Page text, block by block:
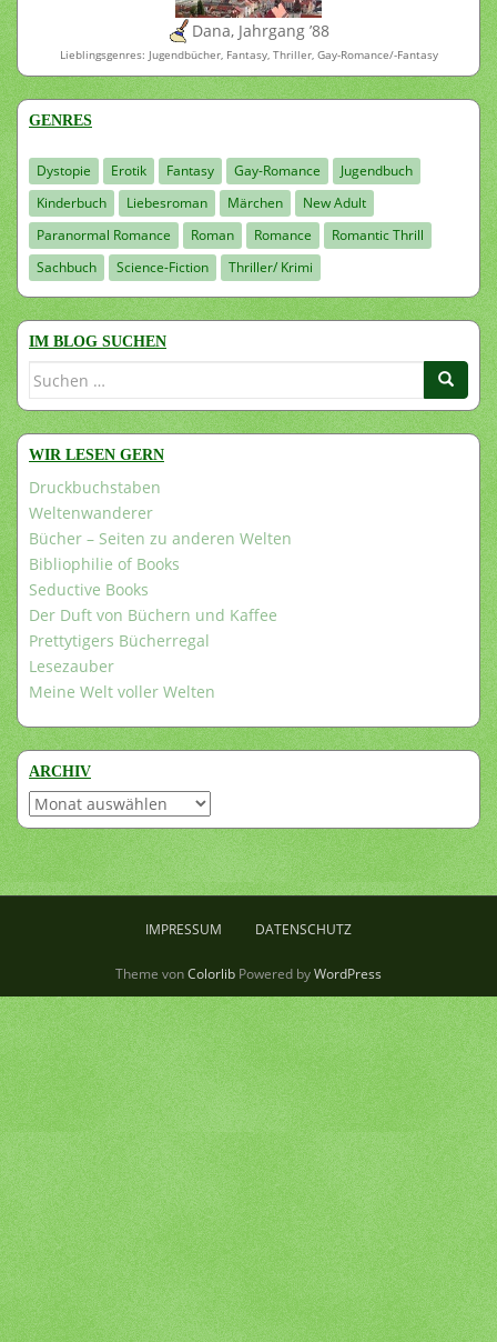
Dana, Jahrgang ’88
Lieblingsgenres: Jugendbücher, Fantasy, Thriller, Gay-Romance/-Fantasy
GENRES
Dystopie Erotik Fantasy Gay-Romance
Jugendbuch
Kinderbuch
Liebesroman Märchen
New Adult
Paranormal Romance
Roman Romance
Romantic Thrill
Sachbuch
Science-Fiction Thriller/ Krimi
IM BLOG SUCHEN
Suchen
WIR LESEN GERN
Druckbuchstaben
Weltenwanderer
Bücher – Seiten zu anderen Welten
Bibliophilie of Books
Seductive Books
Der Duft von Büchern und Kaffee
Prettytigers Bücherregal
Lesezauber
Meine Welt voller Welten
ARCHIV
Archiv
IMPRESSUM DATENSCHUTZ
Theme vonColorlib Powered byWordPress